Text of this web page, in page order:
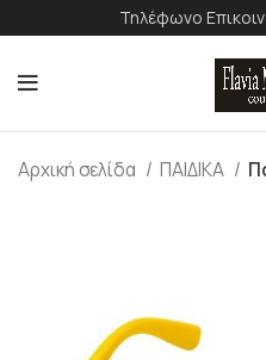
Τηλέφωνο
Αρχική σελίδα ΠΑΙΔΙΚΑ